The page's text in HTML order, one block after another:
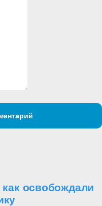
освобождали